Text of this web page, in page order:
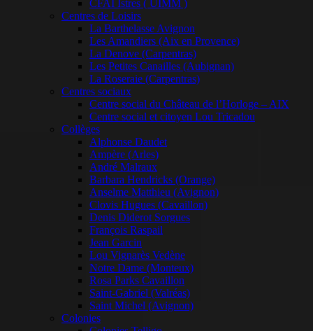
CFAI Istres ( UIMM )
Centres de Loisirs
La Barthelasse Avignon
Les Amandiers (Aix en Provence)
La Denove (Carpentras)
Les Petites Canailles (Aubignan)
La Roseraie (Carpentras)
Centres sociaux
Centre social du Château de l’Horloge – AIX
Centre social et citoyen Lou Tricadou
Collèges
Alphonse Daudet
Ampère (Arles)
André Malraux
Barbara Hendricks (Orange)
Anselme Matthieu (Avignon)
Clovis Hugues (Cavaillon)
Denis Diderot Sorgues
François Raspail
Jean Garcin
Lou Vignarès Vedène
Notre Dame (Monteux)
Rosa Parks Cavaillon
Saint-Gabriel (Valréas)
Saint Michel (Avignon)
Colonies